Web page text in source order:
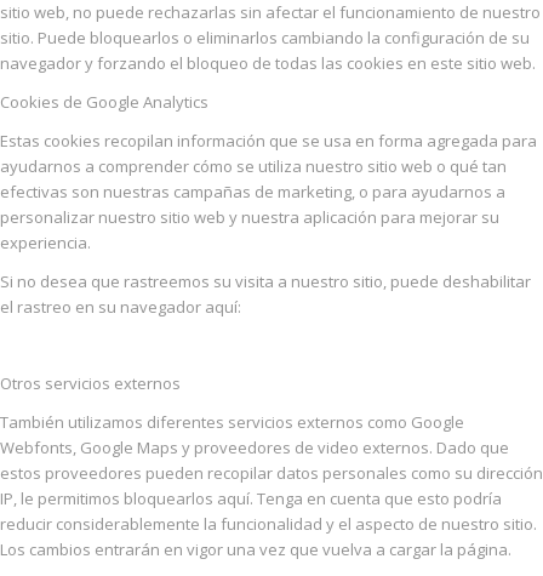
sitio web, no puede rechazarlas sin afectar el funcionamiento de nuestro
sitio. Puede bloquearlos o eliminarlos cambiando la configuración de su
navegador y forzando el bloqueo de todas las cookies en este sitio web.
Cookies de Google Analytics
Estas cookies recopilan información que se usa en forma agregada para
ayudarnos a comprender cómo se utiliza nuestro sitio web o qué tan
efectivas son nuestras campañas de marketing, o para ayudarnos a
personalizar nuestro sitio web y nuestra aplicación para mejorar su
experiencia.
Si no desea que rastreemos su visita a nuestro sitio, puede deshabilitar
el rastreo en su navegador aquí:
Otros servicios externos
También utilizamos diferentes servicios externos como Google
Webfonts, Google Maps y proveedores de video externos. Dado que
estos proveedores pueden recopilar datos personales como su dirección
IP, le permitimos bloquearlos aquí. Tenga en cuenta que esto podría
reducir considerablemente la funcionalidad y el aspecto de nuestro sitio.
Los cambios entrarán en vigor una vez que vuelva a cargar la página.